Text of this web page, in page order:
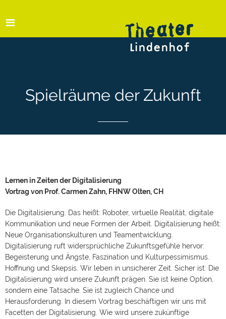
Spielräume der Zukunft
Lernen in Zeiten der Digitalisierung
Vortrag von Prof. Carmen Zahn, FHNW Olten, CH
Die Digitalisierung. Das heißt: Roboter, virtuelle Realität, digitale
Kommunikation und neue Formen der Arbeit. Digitalisierung heißt:
Neue Organisationskulturen und Teamentwicklung.
Digitalisierung ruft widersprüchliche Zukunftsgefühle hervor:
Begeisterung und Ängste, Faszination und Kulturpessimismus.
Hoffnung und Skepsis. Wir leben in unsicherer Zeit. Sicher ist: Die
Digitalisierung wird unsere Zukunft prägen. Sie ist keine Option,
sondern eine Tatsache. Sie ist zugleich Chance und
Herausforderung. In diesem Vortrag beschäftigen wir uns mit
Facetten der Digitalisierung. Wie wird unsere zukünftige